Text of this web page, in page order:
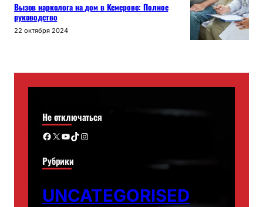
Вызов нарколога на дом в Кемерово: Полное
руководство
22 октября 2024
Не отключаться
Facebook X YouTube TikTok Instagram
Рубрики
UNCATEGORISED